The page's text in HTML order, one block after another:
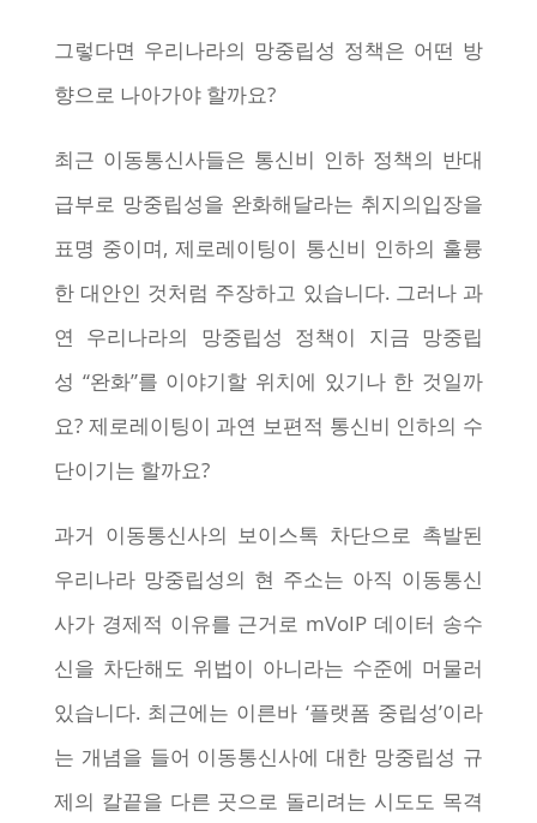
그렇다면 우리나라의 망중립성 정책은 어떤 방
향으로 나아가야 할까요?
최근 이동통신사들은 통신비 인하 정책의 반대
급부로 망중립성을 완화해달라는 취지의입장을
표명 중이며, 제로레이팅이 통신비 인하의 훌륭
한 대안인 것처럼 주장하고 있습니다. 그러나 과
연 우리나라의 망중립성 정책이 지금 망중립
성 “완화”를 이야기할 위치에 있기나 한 것일까
요? 제로레이팅이 과연 보편적 통신비 인하의 수
단이기는 할까요?
과거 이동통신사의 보이스톡 차단으로 촉발된
우리나라 망중립성의 현 주소는 아직 이동통신
사가 경제적 이유를 근거로 mVoIP 데이터 송수
신을 차단해도 위법이 아니라는 수준에 머물러
있습니다. 최근에는 이른바 ‘플랫폼 중립성’이라
는 개념을 들어 이동통신사에 대한 망중립성 규
제의 칼끝을 다른 곳으로 돌리려는 시도도 목격